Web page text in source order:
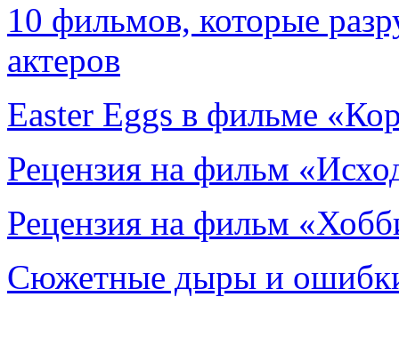
10 фильмов, которые
актеров
Easter Eggs в фильме
Рецензия на фильм
Рецензия на фильм
Сюжетные дыры и